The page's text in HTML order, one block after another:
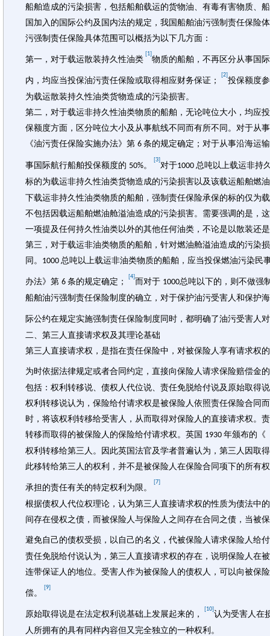
船舶造成的污染损害，包括船舶载运的货物油、有毒有害物质、
国加入的国际公约及国内法的规定，我国船舶油污强制责任保险
污强制责任保险具体范围可以概括为以下几方面：
第一，对于载运散装持久性油类
[1]
物质的船舶，不再区分从事国
内，均应当投保油污责任保险或取得相应财务保证；
[2]
投保额度
为载运散装持久性油类货物造成的污染损害。
第二，对于载运非持久性油类物质的船舶，无论吨位大小，均应
保额度方面，区分吨位大小及从事航线不同而有所不同。对于从
《油污责任保险实施办法》第 6 条的规定确定；对于从事沿海运
事国际航行船舶投保额度的 50%。
[3]
对于1000 总吨以上载运非持
标的为载运非持久性油类货物造成的污染损害以及该载运船舶燃
下载运非持久性油类物质的船舶，强制责任保险承保的标的仅为
不包括因载运船舶燃油舱溢油造成的污染损害。需要强调的是，
一项提及任何持久性油类以外的其他任何油类，不论是以散装还
第三，对于载运非油类物质的船舶，针对燃油舱溢油造成的污染
同。 1000 总吨以上载运非油类物质的船舶，应当投保燃油污染民
办法》第 6 条的规定确定；
[4]
而对于 1000总吨以下的，则不做强
船舶油污强制责任保险制度的确立，对于保护油污受害人和保护
际公约在规定实施强制责任保险制度同时，都明确了油污受害人
二、第三人直接请求权及其理论基础
第三人直接请求权，是指在责任保险中，对被保险人享有请求权
为时依据法律规定或者合同约定，直接向保险人请求保险赔偿金
包括：权利转移说、债权人代位说、责任免脱给付说及原始取得
权利转移说认为，保险给付请求权是被保险人依照责任保险合同
时，将该权利转移给受害人，从而取得对保险人的直接请求权。
转移而取得的被保险人的保险给付请求权。英国 1930 年颁布的《
权利转移给第三人。因此英国法官及学者普遍认为，第三人因取
此移转给第三人的权利，并不是被保险人在保险合同项下的所有
承担的责任有关的特定权利为限。
[7]
根据债权人代位权理论，认为第三人直接请求权的性质为债法中
间存在侵权之债，而被保险人与保险人之间存在合同之债，当被
避免自己的债权受损，以自己的名义，代被保险人请求保险人给
责任免脱给付说认为，第三人直接请求权的存在，说明保险人在
连带保证人的地位。受害人作为被保险人的债权人，可以向被保
偿。
[9]
原始取得说是在法定权利说基础上发展起来的，
[10]
认为受害人在
人所拥有的具有同样内容但又完全独立的一种权利。